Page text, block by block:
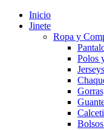
Inicio
Jinete
Ropa y
Polos